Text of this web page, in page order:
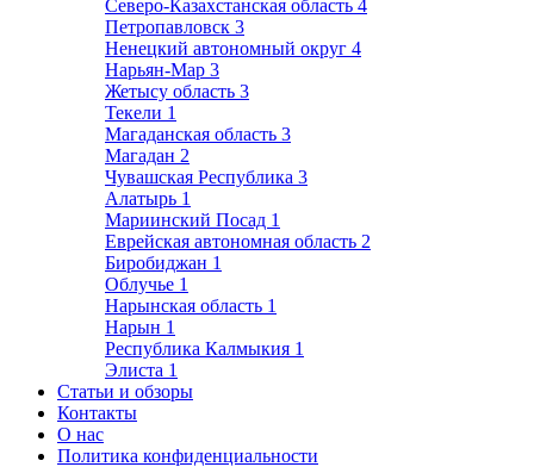
Северо-Казахстанская область 4
Петропавловск 3
Ненецкий автономный округ 4
Нарьян-Мар 3
Жетысу область 3
Текели 1
Магаданская область 3
Магадан 2
Чувашская Республика 3
Алатырь 1
Мариинский Посад 1
Еврейская автономная область 2
Биробиджан 1
Облучье 1
Нарынская область 1
Нарын 1
Республика Калмыкия 1
Элиста 1
Статьи и обзоры
Контакты
О нас
Политика конфиденциальности